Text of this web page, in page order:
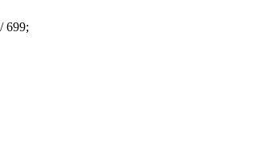
699;